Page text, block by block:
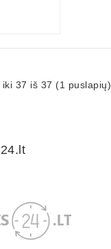
37 iš 37 (1 puslapių)